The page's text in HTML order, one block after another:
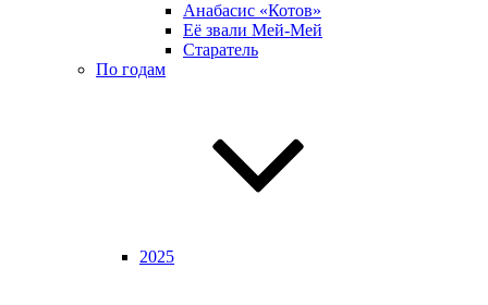
Анабасис «Котов»
Её звали Мей-Мей
Старатель
По годам
2025